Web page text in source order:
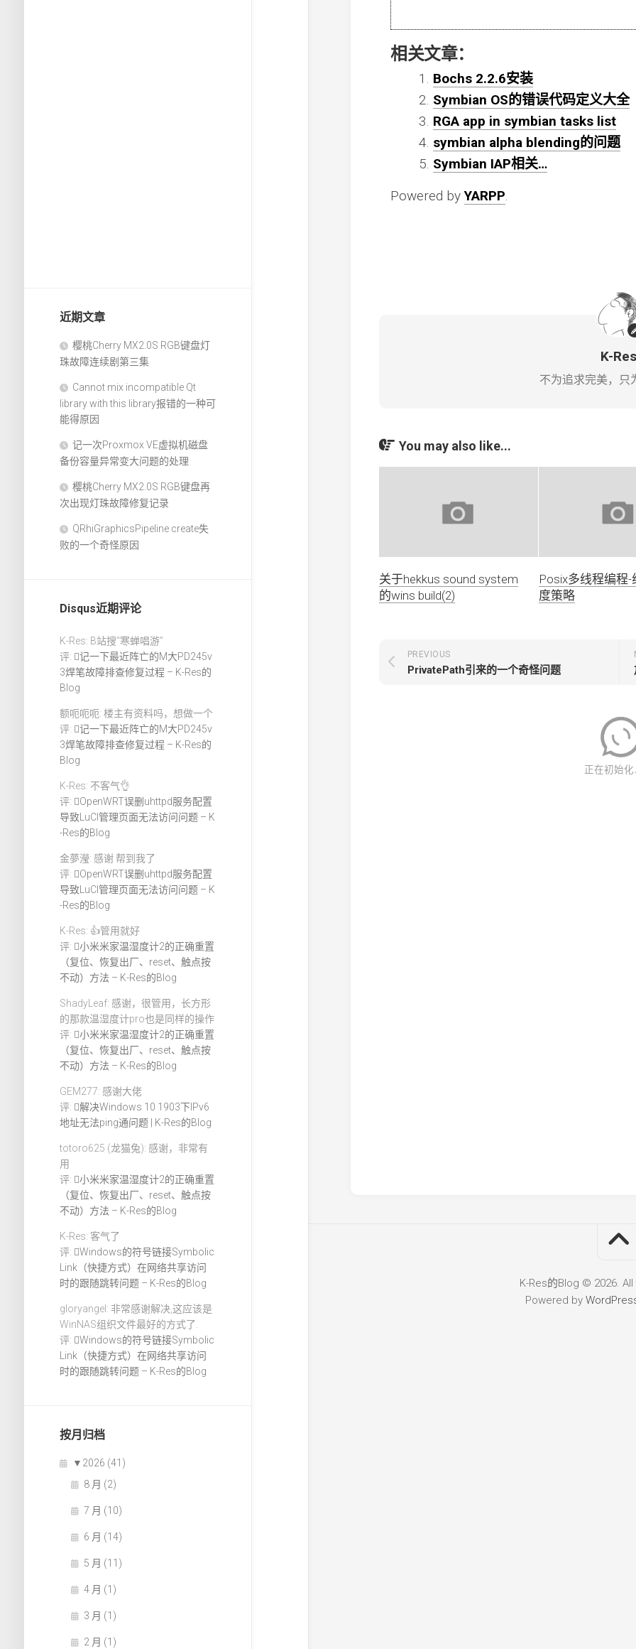
近期文章
樱桃Cherry MX2.0S RGB键盘灯
珠故障连续剧第三集
Cannot mix incompatible Qt
library with this library报错的一种可
能得原因
记一次Proxmox VE虚拟机磁盘
备份容量异常变大问题的处理
樱桃Cherry MX2.0S RGB键盘再
次出现灯珠故障修复记录
QRhiGraphicsPipeline create失
败的一个奇怪原因
Disqus近期评论
K-Res: B站搜“寒蝉唱游”
评:
记一下最近阵亡的M大PD245v
3焊笔故障排查修复过程 – K-Res的
Blog
额呃呃呃: 楼主有资料吗，想做一个
评:
记一下最近阵亡的M大PD245v
3焊笔故障排查修复过程 – K-Res的
Blog
K-Res: 不客气👌
评:
OpenWRT误删uhttpd服务配置
导致LuCI管理页面无法访问问题 – K
-Res的Blog
金夢瀅: 感谢 帮到我了
评:
OpenWRT误删uhttpd服务配置
导致LuCI管理页面无法访问问题 – K
-Res的Blog
K-Res: 👍管用就好
评:
小米米家温湿度计2的正确重置
（复位、恢复出厂、reset、触点按
不动）方法 – K-Res的Blog
ShadyLeaf: 感谢，很管用，长方形
的那款温湿度计pro也是同样的操作
评:
小米米家温湿度计2的正确重置
（复位、恢复出厂、reset、触点按
不动）方法 – K-Res的Blog
GEM277: 感谢大佬
评:
解决Windows 10 1903下IPv6
地址无法ping通问题 | K-Res的Blog
totoro625 (龙猫兔): 感谢，非常有
用
评:
小米米家温湿度计2的正确重置
（复位、恢复出厂、reset、触点按
不动）方法 – K-Res的Blog
K-Res: 客气了
评:
Windows的符号链接Symbolic
Link（快捷方式）在网络共享访问
时的跟随跳转问题 – K-Res的Blog
gloryangel: 非常感谢解决,这应该是
WinNAS组织文件最好的方式了.
评:
Windows的符号链接Symbolic
Link（快捷方式）在网络共享访问
时的跟随跳转问题 – K-Res的Blog
按月归档
▼ 2026 (41)
8 月 (2)
7 月 (10)
6 月 (14)
5 月 (11)
4 月 (1)
3 月 (1)
2 月 (1)
相关文章：
Bochs 2.2.6安装
Symbian OS的错误代码定义大全
RGA app in symbian tasks list
symbian alpha blending的问题
Symbian IAP相关…
Powered byYARPP.
K-
不为追求完美，只
You may also like...
关于hekkus sound system
的wins build(2)
Posix多线程编程-
度策略
PREVIOUS
PrivatePath引来的一个奇怪问题
K-Res的Blog © 2026.
Powered by